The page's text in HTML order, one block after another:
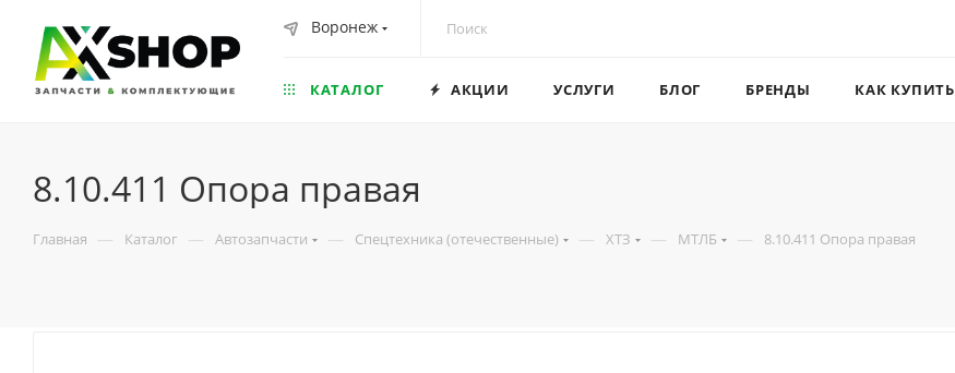
Воронеж
КАТАЛОГ АКЦИИ УСЛУГИ БЛОГ БРЕНДЫ КАК КУПИТЬ
8.10.411 Опора правая
Главная — Каталог — Автозапчасти — Спецтехника (отечественные) — ХТЗ — МТЛБ — 8.10.411 Опора правая